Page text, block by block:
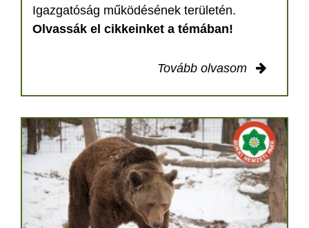
Igazgatóság működésének területén.
Olvassák el cikkeinket a témában!
Tovább olvasom